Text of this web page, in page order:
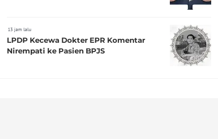
13 jam lalu
LPDP Kecewa Dokter EPR Komentar
Nirempati ke Pasien BPJS